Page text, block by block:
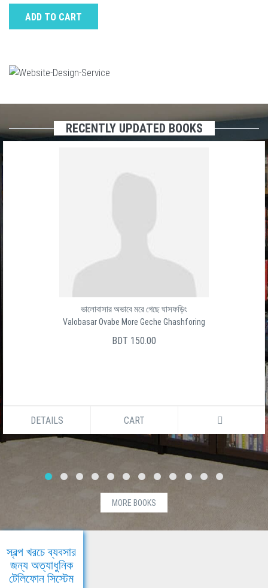
ADD TO CART
RECENTLY UPDATED BOOKS
ভালোবাসার অভাবে মরে গেছে ঘাসফড়িং
Valobasar Ovabe More Geche Ghashforing
BDT 150.00
DETAILS CART
MORE BOOKS
স্বল্প খরচে ব্যবসার
জন্য অত্যাধুনিক
টেলিফোন সিস্টেম